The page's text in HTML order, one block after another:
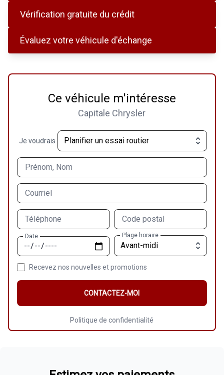
Ce véhicule m'intéresse
Capitale Chrysler
Je voudrais
Prénom, Nom
Courriel
Téléphone Code postal
Date Plage horaire
Recevez nos nouvelles et promotions
CONTACTEZ-MOI
Politique de confidentialité
Vérification gratuite du crédit
Évaluez votre véhicule d'échange